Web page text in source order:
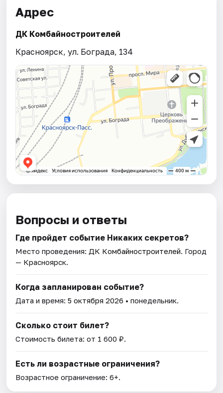
Адрес
ДК Комбайностроителей
Красноярск, ул. Бограда, 134
Вопросы и ответы
Где пройдет событие Никаких секретов?
Место проведения: ДК Комбайностроителей. Город
— Красноярск.
Когда запланирован событие?
Дата и время:5 октября 2026 • понедельник.
Сколько стоит билет?
Стоимость билета: от 1 600 ₽.
Есть ли возрастные ограничения?
Возрастное ограничение: 6+.